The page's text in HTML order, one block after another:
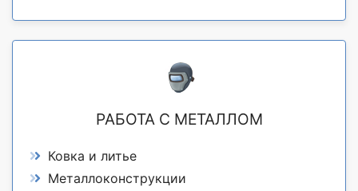
РАБОТА С МЕТАЛЛОМ
Ковка и литье
Металлоконструкции